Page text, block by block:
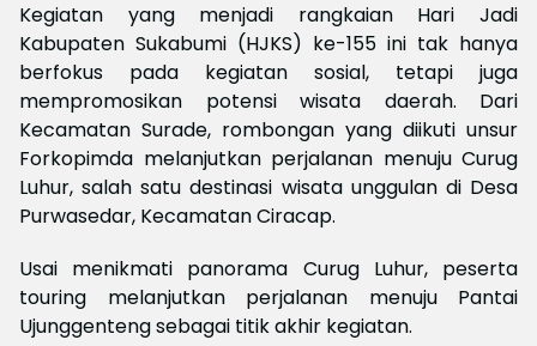
Kegiatan yang menjadi rangkaian Hari Jadi
Kabupaten Sukabumi (HJKS) ke-155 ini tak hanya
berfokus pada kegiatan sosial, tetapi juga
mempromosikan potensi wisata daerah. Dari
Kecamatan Surade, rombongan yang diikuti unsur
Forkopimda melanjutkan perjalanan menuju Curug
Luhur, salah satu destinasi wisata unggulan di Desa
Purwasedar, Kecamatan Ciracap.
Usai menikmati panorama Curug Luhur, peserta
touring melanjutkan perjalanan menuju Pantai
Ujunggenteng sebagai titik akhir kegiatan.